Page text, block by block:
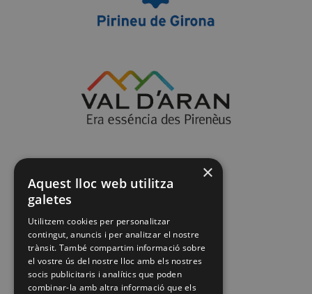
×
Aquest lloc web utilitza
galetes
Utilitzem cookies per personalitzar
contingut, anuncis i per analitzar el nostre
trànsit. També compartim informació sobre
el vostre ús del nostre lloc amb els nostres
socis publicitaris i analítics que poden
combinar-la amb altra informació que els